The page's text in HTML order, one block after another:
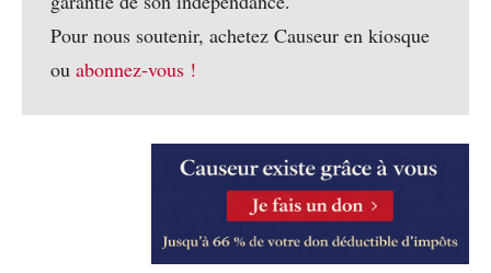
Pour nous soutenir, achetez Causeur en kiosque
ou abonnez-vous !